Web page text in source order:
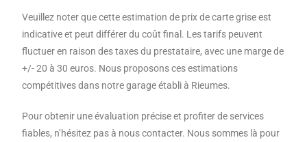
Veuillez noter que cette estimation de prix de carte grise est
indicative et peut différer du coût final. Les tarifs peuvent
fluctuer en raison des taxes du prestataire, avec une marge de
+/- 20 à 30 euros. Nous proposons ces estimations
compétitives dans notre garage établi à Rieumes.
Pour obtenir une évaluation précise et profiter de services
fiables, n’hésitez pas à nous contacter. Nous sommes là pour